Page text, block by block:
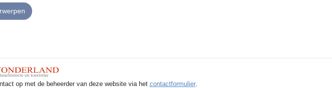
op met de beheerder van deze website via het contactformulier.